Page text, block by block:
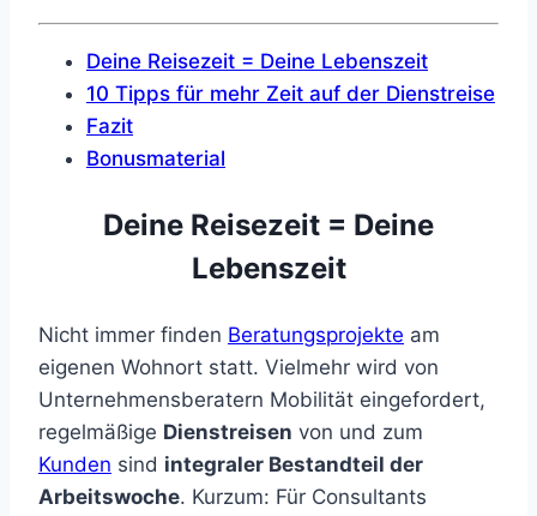
Deine Reisezeit = Deine Lebenszeit
10 Tipps für mehr Zeit auf der Dienstreise
Fazit
Bonusmaterial
Deine Reisezeit = Deine
Lebenszeit
Nicht immer finden Beratungsprojekte am
eigenen Wohnort statt. Vielmehr wird von
Unternehmensberatern Mobilität eingefordert,
regelmäßige Dienstreisen von und zum
Kunden sind integraler Bestandteil der
Arbeitswoche. Kurzum: Für Consultants